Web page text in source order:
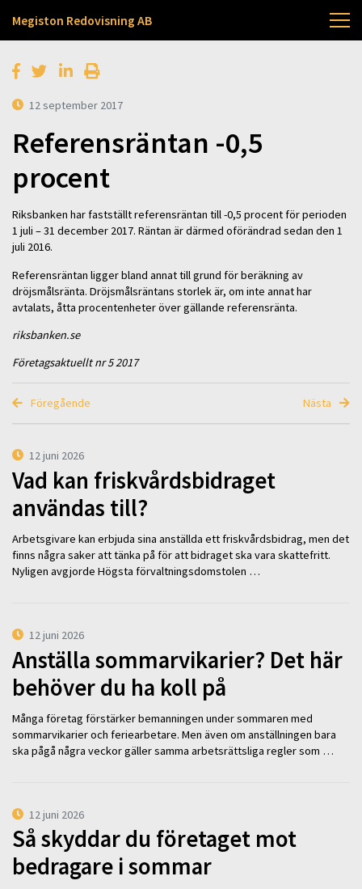
Megiston Redovisning AB
12 september 2017
Referensräntan -0,5
procent
Riksbanken har fastställt referensräntan till -0,5 procent för perioden
1 juli – 31 december 2017. Räntan är därmed oförändrad sedan den 1
juli 2016.
Referensräntan ligger bland annat till grund för beräkning av
dröjsmålsränta. Dröjsmålsräntans storlek är, om inte annat har
avtalats, åtta procentenheter över gällande referensränta.
riksbanken.se
Företagsaktuellt nr 5 2017
Föregående Nästa
12 juni 2026
Vad kan friskvårdsbidraget
användas till?
Arbetsgivare kan erbjuda sina anställda ett friskvårdsbidrag, men det
finns några saker att tänka på för att bidraget ska vara skattefritt.
Nyligen avgjorde Högsta förvaltningsdomstolen …
12 juni 2026
Anställa sommarvikarier? Det här
behöver du ha koll på
Många företag förstärker bemanningen under sommaren med
sommarvikarier och feriearbetare. Men även om anställningen bara
ska pågå några veckor gäller samma arbetsrättsliga regler som …
12 juni 2026
Så skyddar du företaget mot
bedragare i sommar